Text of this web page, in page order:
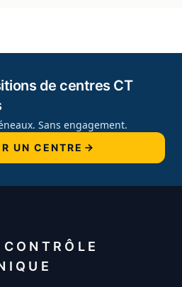
de centres CT
Sans engagement.
UN CENTRE